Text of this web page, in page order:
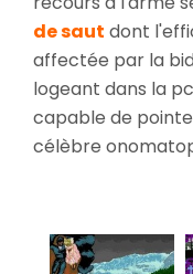
de saut dont
affectée par la
logeant dans la
capable de
célèbre